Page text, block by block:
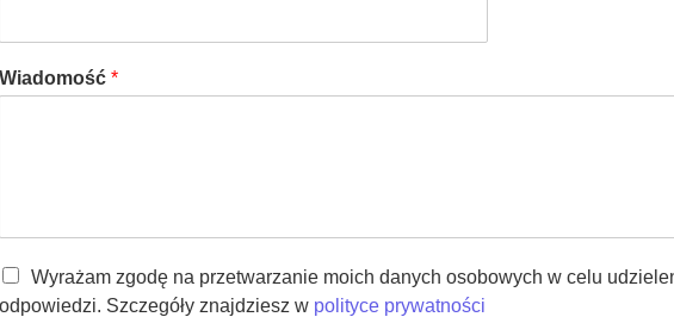
Wiadomość *
W
Wyrażam zgodę na przetwarzanie moich danych osobowych w celu
odpowiedzi. Szczegóły znajdziesz w polityce prywatności